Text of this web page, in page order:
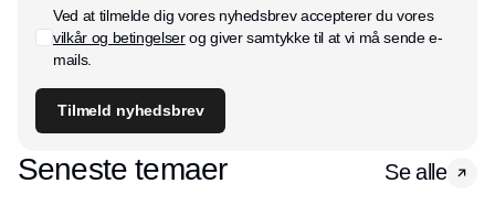
Ved at tilmelde dig vores nyhedsbrev accepterer du vores
vilkår og betingelserog giver samtykke til at vi må sende e-
mails.
Tilmeld nyhedsbrev
Seneste temaer Se alle